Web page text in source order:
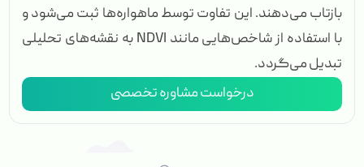
بازتاب می‌دهند. این تفاوت توسط ماهواره‌ها ثبت می‌شود و
با استفاده از شاخص‌هایی مانند NDVI به نقشه‌های تحلیلی
تبدیل می‌گردد.
درخواست مشاوره تخصصی